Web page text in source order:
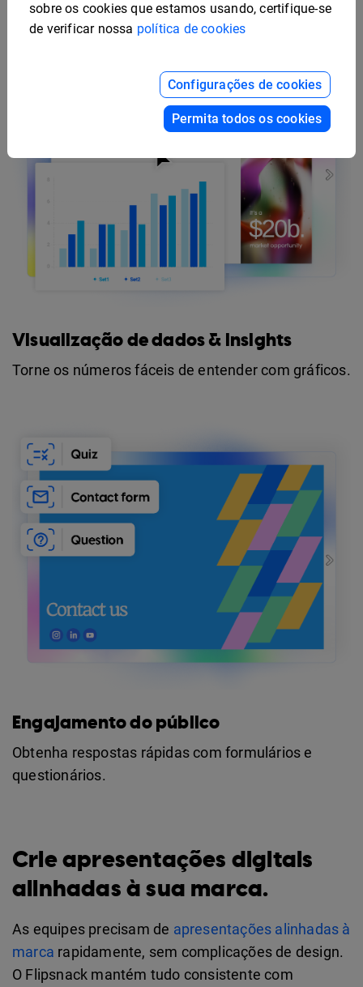
Visualização de dados & insights
Torne os números fáceis de entender com gráficos.
Engajamento do público
Obtenha respostas rápidas com formulários e
questionários.
Crie apresentações digitais
alinhadas à sua marca.
As equipes precisam de apresentações alinhadas à
marca rapidamente, sem complicações de design.
O Flipsnack mantém tudo consistente com
sobre os cookies que estamos usando, certifique-se
de verificar nossa política de cookies
Configurações de cookies
Permita todos os cookies